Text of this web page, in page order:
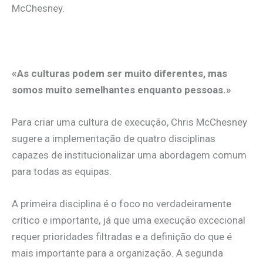
McChesney.
«As culturas podem ser muito diferentes, mas
somos muito semelhantes enquanto pessoas.»
Para criar uma cultura de execução, Chris McChesney
sugere a implementação de quatro disciplinas
capazes de institucionalizar uma abordagem comum
para todas as equipas.
A primeira disciplina é o foco no verdadeiramente
crítico e importante, já que uma execução excecional
requer prioridades filtradas e a definição do que é
mais importante para a organização. A segunda